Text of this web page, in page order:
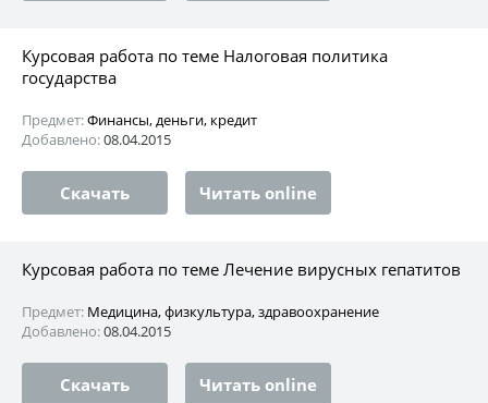
Курсовая работа по теме Налоговая политика
государства
Предмет:Финансы, деньги, кредит
Добавлено:08.04.2015
Скачать Читать online
Курсовая работа по теме Лечение вирусных гепатитов
Предмет: Медицина, физкультура, здравоохранение
Добавлено:08.04.2015
Скачать Читать online